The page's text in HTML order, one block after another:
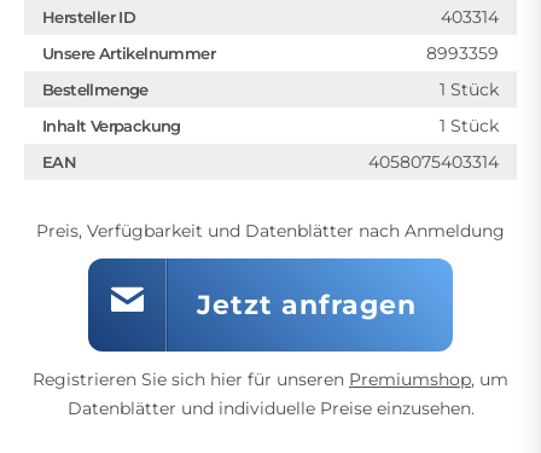
Hersteller ID 403314
Unsere Artikelnummer 8993359
Bestellmenge 1 Stück
Inhalt Verpackung 1 Stück
EAN 4058075403314
Preis, Verfügbarkeit und Datenblätter nach Anmeldung
Jetzt anfragen
Registrieren Sie sich hier für unseren Premiumshop, um
Datenblätter und individuelle Preise einzusehen.